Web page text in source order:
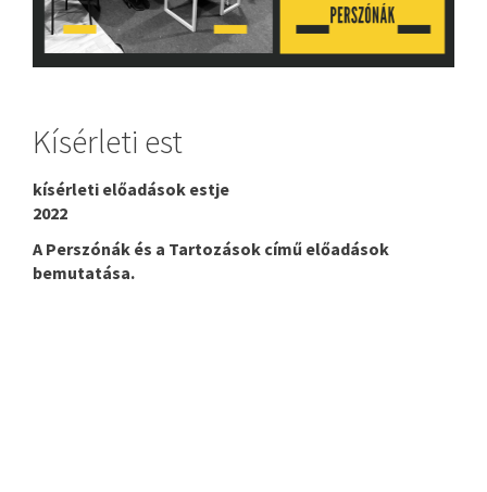
Kísérleti est
kísérleti előadások estje
2022
A Perszónák és a Tartozások című előadások
bemutatása.